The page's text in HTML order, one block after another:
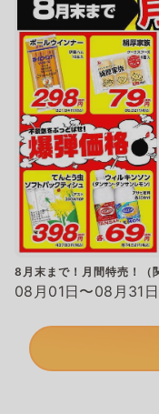
8月末まで！月間特売！（
08月01日〜08月31